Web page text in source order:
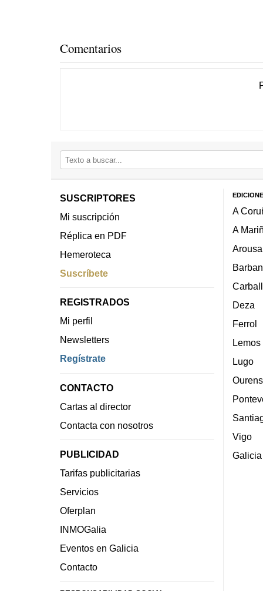
Comentarios
SUSCRIPTORES
Mi suscripción
Réplica en PDF
Hemeroteca
Suscríbete
REGISTRADOS
Mi perfil
Newsletters
Regístrate
CONTACTO
Cartas al director
Contacta con nosotros
PUBLICIDAD
Tarifas publicitarias
Servicios
Oferplan
INMOGalia
Eventos en Galicia
Contacto
A
A
Arousa
Deza
Ferrol
Lemos
Lugo
Vigo